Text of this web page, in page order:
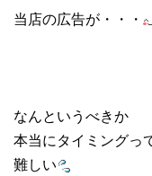
当店の広告が・・・
なんというべきか
本当にタイミングっ
難しい